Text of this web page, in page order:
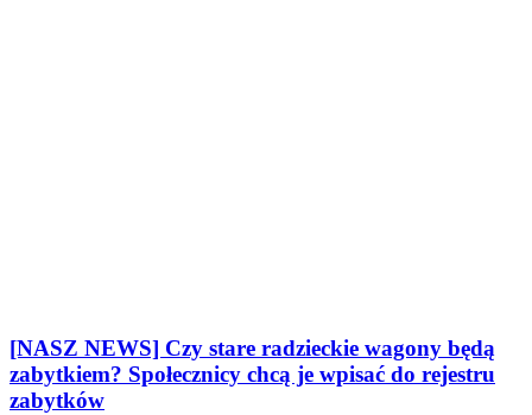
[NASZ NEWS] Czy stare radzieckie wagony będą
zabytkiem? Społecznicy chcą je wpisać do rejestru
zabytków